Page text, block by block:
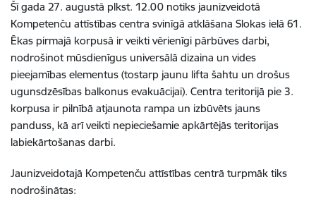
Šī gada 27. augustā plkst. 12.00 notiks jaunizveidotā
Kompetenču attīstības centra svinīgā atklāšana Slokas ielā 61.
Ēkas pirmajā korpusā ir veikti vērienīgi pārbūves darbi,
nodrošinot mūsdienīgus universālā dizaina un vides
pieejamības elementus (tostarp jaunu lifta šahtu un drošus
ugunsdzēsības balkonus evakuācijai). Centra teritorijā pie 3.
korpusa ir pilnībā atjaunota rampa un izbūvēts jauns
panduss, kā arī veikti nepieciešamie apkārtējās teritorijas
labiekārtošanas darbi.
Jaunizveidotajā Kompetenču attīstības centrā turpmāk tiks
nodrošinātas: